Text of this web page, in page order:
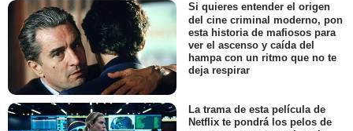
Si quieres entender el origen
del cine criminal moderno, pon
esta historia de mafiosos para
ver el ascenso y caída del
hampa con un ritmo que no te
deja respirar
La trama de esta película de
Netflix te pondrá los pelos de